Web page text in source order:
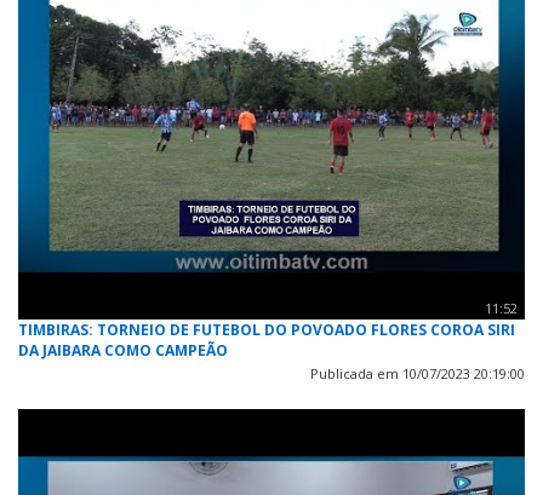
11:52
TIMBIRAS: TORNEIO DE FUTEBOL DO POVOADO FLORES COROA SIRI
DA JAIBARA COMO CAMPEÃO
Publicada em 10/07/2023 20:19:00